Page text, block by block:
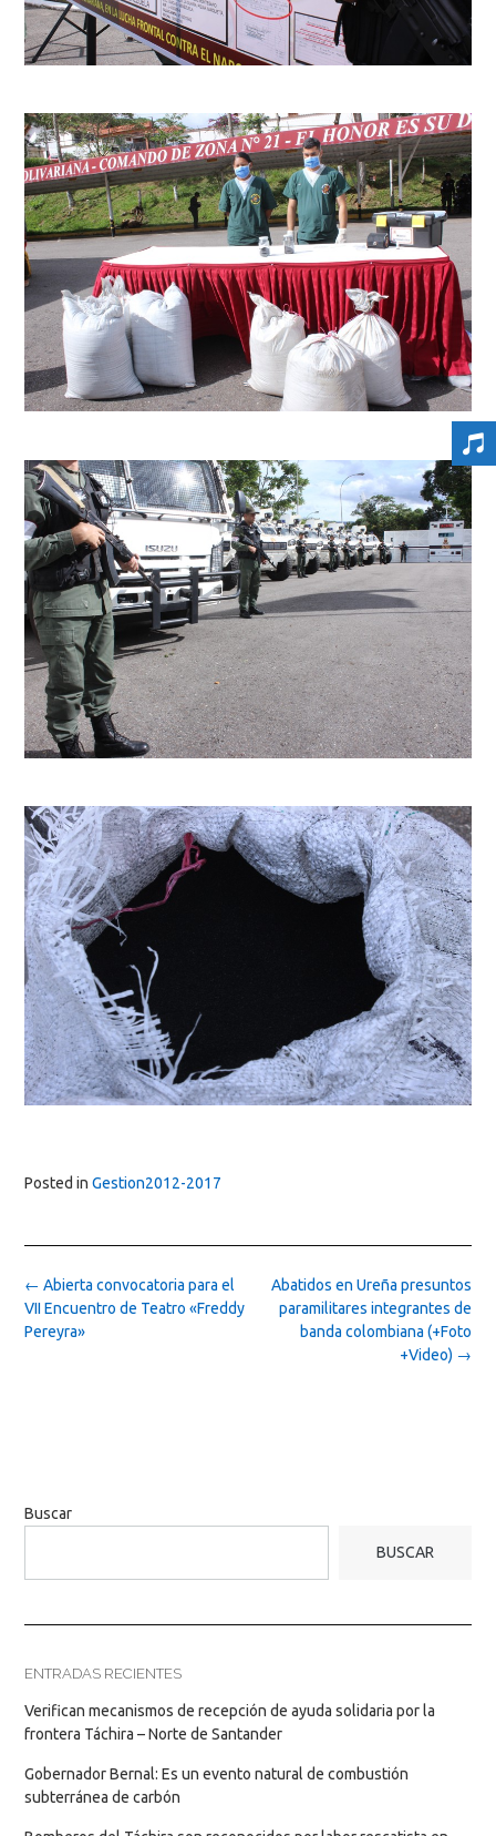
Posted in Gestion2012-2017
Post
navigation
Abatidos en Ureña presuntos
paramilitares integrantes de
banda colombiana (+Foto
+Video) →
← Abierta convocatoria para el
VII Encuentro de Teatro «Freddy
Pereyra»
Buscar
BUSCAR
ENTRADAS RECIENTES
Verifican mecanismos de recepción de ayuda solidaria por la
frontera Táchira – Norte de Santander
Gobernador Bernal: Es un evento natural de combustión
subterránea de carbón